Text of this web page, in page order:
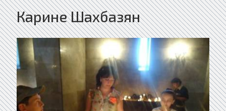
Карине Шахбазян